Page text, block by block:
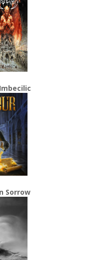
Sorrow